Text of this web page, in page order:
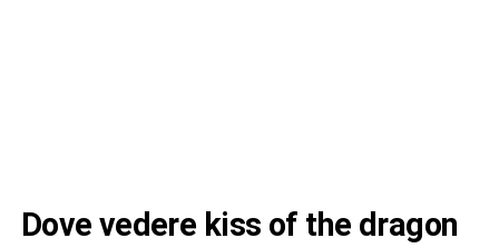
dove vedere kiss of the dragon